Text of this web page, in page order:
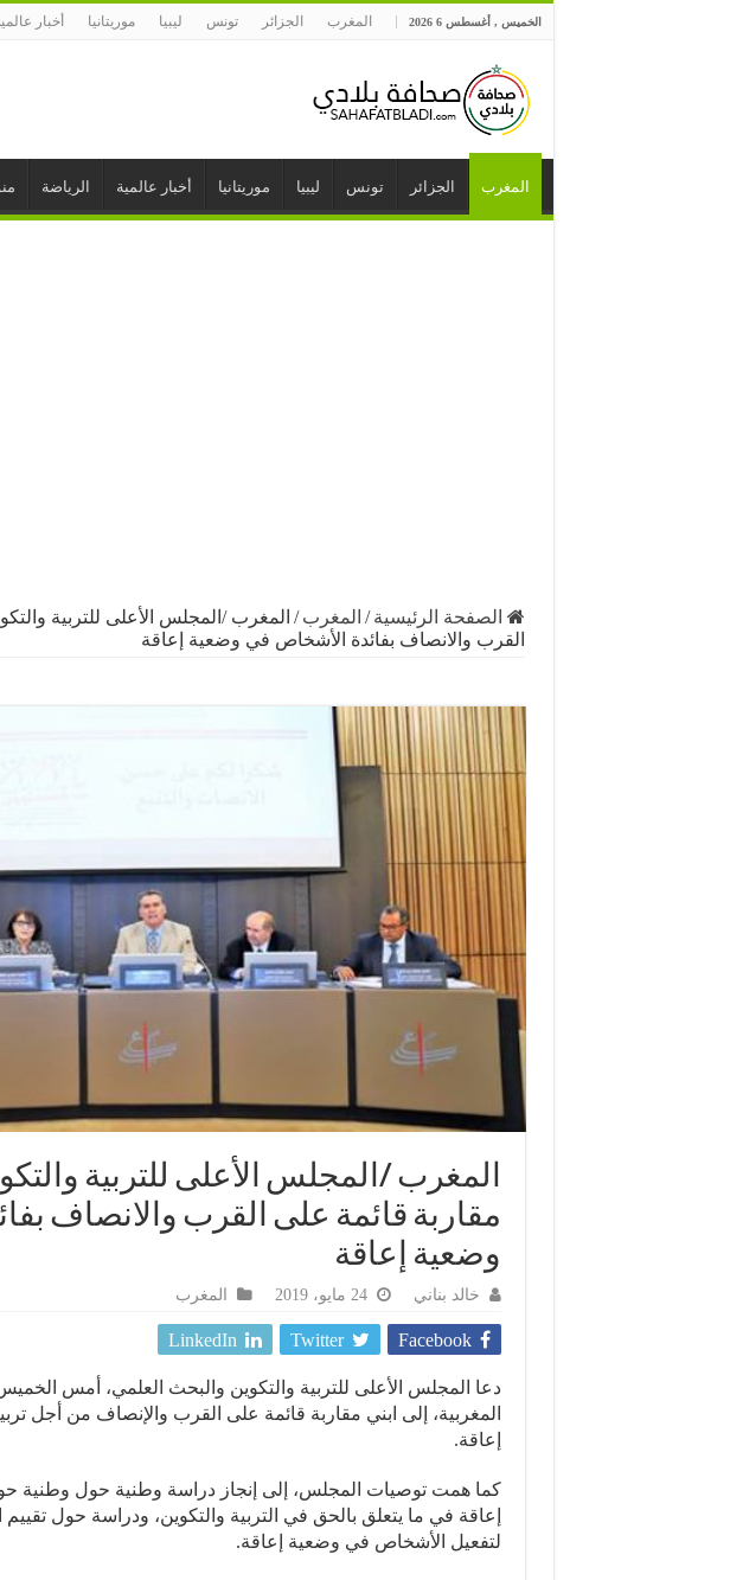
الخميس , أغسطس 6 2026 المغرب الجزائر تونس ليبيا موريتانيا أخبار
المغرب الجزائر تونس ليبيا موريتانيا أخبار عالمية الرياضة
الصفحة الرئيسية / المغرب / المغرب /المجلس الأعلى للتربية
القرب والانصاف بفائدة الأشخاص في وضعية إعاقة
المغرب /المجلس الأعلى للتربية
مقاربة قائمة على القرب والانصاف
وضعية إعاقة
خالد بناني 24 مايو، 2019 المغرب
Facebook
Twitter
LinkedIn
المغربية، إلى ابني مقاربة قائمة على القرب والإنصاف من أجل
إعاقة.
كما همت توصيات المجلس، إلى إنجاز دراسة وطنية حول وطنية
إعاقة في ما يتعلق بالحق في التربية والتكوين، ودراسة حول تقييم
لتفعيل الأشخاص في وضعية إعاقة.